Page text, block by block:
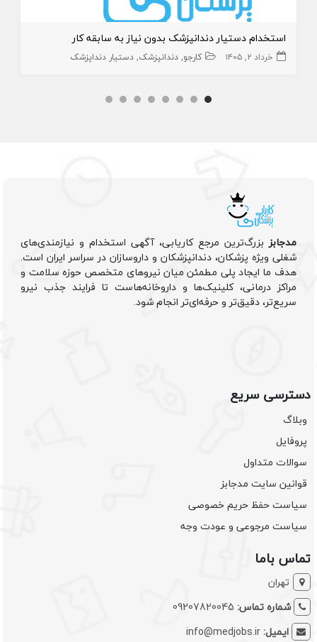
استخدام دستیار دندانپزشک بدون نیاز به سابقه کار
خرداد ۲, ۱۴۰۵ کارجو دندانپزشک دستیار دنداپزشک
مدجابزبزرگ‌ترین مرجع کاریابی، آگهی استخدام و نیازمندی‌های
شغلی ویژه پزشکان، دندانپزشکان و داروسازان در سراسر ایران است.
هدف ما ایجاد پلی مطمئن میان نیروهای متخصص حوزه سلامت و
مراکز درمانی، کلینیک‌ها و داروخانه‌هاست تا فرایند جذب نیرو
سریع‌تر، دقیق‌تر و حرفه‌ای‌تر انجام شود.
دسترسی سریع
وبلاگ
پروفایل
سوالات متداول
قوانین سایت مدجابز
سیاست حفظ حریم خصوصی
سیاست مرجوعی و عودت وجه
تماس باما
تهران
شماره تماس: 09207820045
ایمیل:info@medjobs.ir